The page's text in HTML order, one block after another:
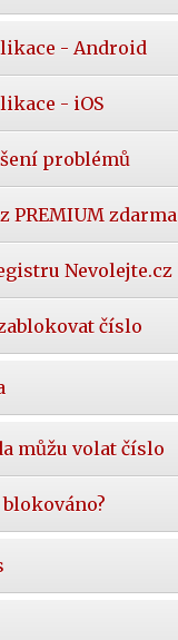
- Android
- iOS
problémů
PREMIUM zdarma
Nevolejte.cz
číslo
můžu volat číslo